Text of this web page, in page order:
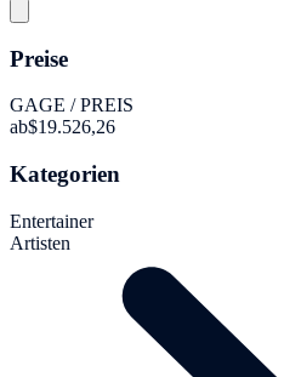
Preise
GAGE / PREIS
ab$19.526,26
Kategorien
Entertainer
Artisten